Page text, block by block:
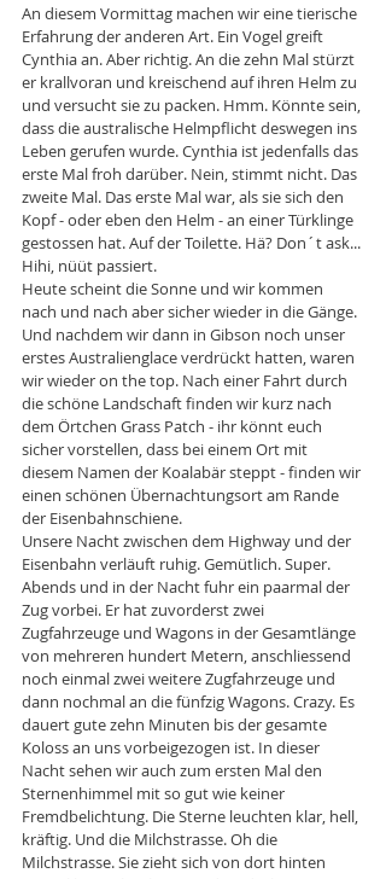
An diesem Vormittag machen wir eine tierische
Erfahrung der anderen Art. Ein Vogel greift
Cynthia an. Aber richtig. An die zehn Mal stürzt
er krallvoran und kreischend auf ihren Helm zu
und versucht sie zu packen. Hmm. Könnte sein,
dass die australische Helmpflicht deswegen ins
Leben gerufen wurde. Cynthia ist jedenfalls das
erste Mal froh darüber. Nein, stimmt nicht. Das
zweite Mal. Das erste Mal war, als sie sich den
Kopf - oder eben den Helm - an einer Türklinge
gestossen hat. Auf der Toilette. Hä? Don´t ask...
Hihi, nüüt passiert.
Heute scheint die Sonne und wir kommen
nach und nach aber sicher wieder in die Gänge.
Und nachdem wir dann in Gibson noch unser
erstes Australienglace verdrückt hatten, waren
wir wieder on the top. Nach einer Fahrt durch
die schöne Landschaft finden wir kurz nach
dem Örtchen Grass Patch - ihr könnt euch
sicher vorstellen, dass bei einem Ort mit
diesem Namen der Koalabär steppt - finden wir
einen schönen Übernachtungsort am Rande
der Eisenbahnschiene.
Unsere Nacht zwischen dem Highway und der
Eisenbahn verläuft ruhig. Gemütlich. Super.
Abends und in der Nacht fuhr ein paarmal der
Zug vorbei. Er hat zuvorderst zwei
Zugfahrzeuge und Wagons in der Gesamtlänge
von mehreren hundert Metern, anschliessend
noch einmal zwei weitere Zugfahrzeuge und
dann nochmal an die fünfzig Wagons. Crazy. Es
dauert gute zehn Minuten bis der gesamte
Koloss an uns vorbeigezogen ist. In dieser
Nacht sehen wir auch zum ersten Mal den
Sternenhimmel mit so gut wie keiner
Fremdbelichtung. Die Sterne leuchten klar, hell,
kräftig. Und die Milchstrasse. Oh die
Milchstrasse. Sie zieht sich von dort hinten